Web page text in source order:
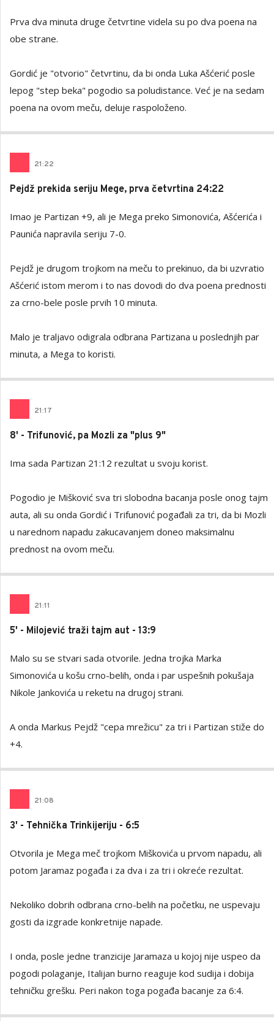
Prva dva minuta druge četvrtine videla su po dva poena na
obe strane.
Gordić je "otvorio" četvrtinu, da bi onda Luka Ašćerić posle
lepog "step beka" pogodio sa poludistance. Već je na sedam
poena na ovom meču, deluje raspoloženo.
21:22
Pejdž prekida seriju Mege, prva četvrtina 24:22
Imao je Partizan +9, ali je Mega preko Simonovića, Ašćerića i
Paunića napravila seriju 7-0.
Pejdž je drugom trojkom na meču to prekinuo, da bi uzvratio
Ašćerić istom merom i to nas dovodi do dva poena prednosti
za crno-bele posle prvih 10 minuta.
Malo je traljavo odigrala odbrana Partizana u poslednjih par
minuta, a Mega to koristi.
21:17
8' - Trifunović, pa Mozli za "plus 9"
Ima sada Partizan 21:12 rezultat u svoju korist.
Pogodio je Mišković sva tri slobodna bacanja posle onog tajm
auta, ali su onda Gordić i Trifunović pogađali za tri, da bi Mozli
u narednom napadu zakucavanjem doneo maksimalnu
prednost na ovom meču.
21:11
5' - Milojević traži tajm aut - 13:9
Malo su se stvari sada otvorile. Jedna trojka Marka
Simonovića u košu crno-belih, onda i par uspešnih pokušaja
Nikole Jankovića u reketu na drugoj strani.
A onda Markus Pejdž "cepa mrežicu" za tri i Partizan stiže do
+4.
21:08
3' - Tehnička Trinkijeriju - 6:5
Otvorila je Mega meč trojkom Miškovića u prvom napadu, ali
potom Jaramaz pogađa i za dva i za tri i okreće rezultat.
Nekoliko dobrih odbrana crno-belih na početku, ne uspevaju
gosti da izgrade konkretnije napade.
I onda, posle jedne tranzicije Jaramaza u kojoj nije uspeo da
pogodi polaganje, Italijan burno reaguje kod sudija i dobija
tehničku grešku. Peri nakon toga pogađa bacanje za 6:4.